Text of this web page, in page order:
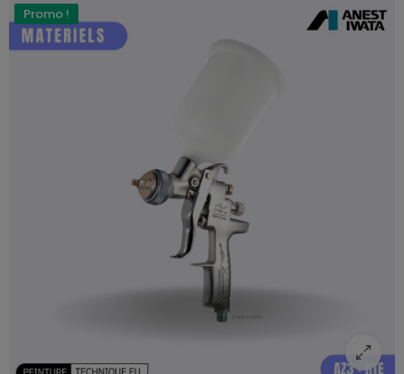
Promo !